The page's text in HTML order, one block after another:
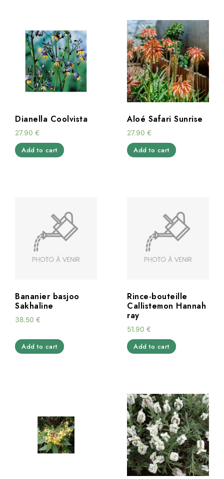
Dianella Coolvista
27.90 €
Add to cart
Aloé Safari Sunrise
27.90 €
Add to cart
Bananier basjoo
Sakhaline
38.50 €
Add to cart
Rince-bouteille
Callistemon Hannah
ray
51.90 €
Add to cart